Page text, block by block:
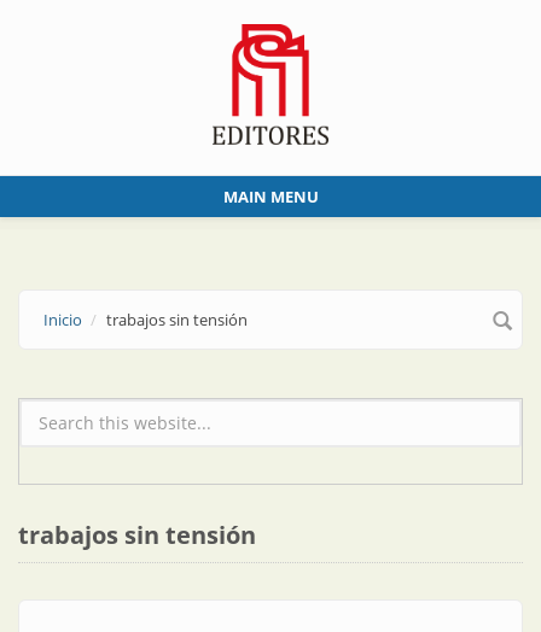
MAIN MENU
Inicio trabajos sin tensión
Formulario de búsqueda
trabajos sin tensión